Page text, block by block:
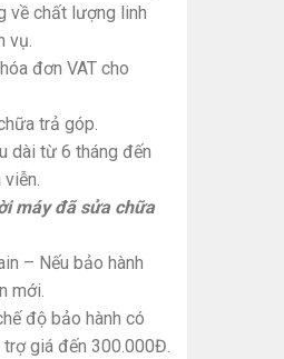
về chất lượng linh
vụ.
đơn VAT cho
trả góp.
dài từ 6 tháng đến
máy đã sửa chữa
– Nếu bảo hành
mới.
độ bảo hành có
giá đến 300.000Đ.